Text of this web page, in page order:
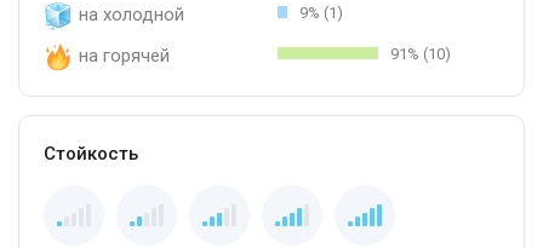
на холодной 9% (1)
на горячей 91% (10)
Стойкость